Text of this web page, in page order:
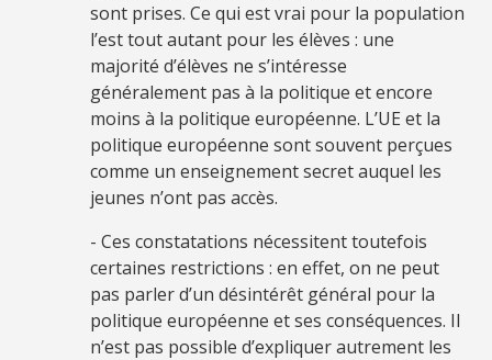
sont prises. Ce qui est vrai pour la population
l’est tout autant pour les élèves : une
majorité d’élèves ne s’intéresse
généralement pas à la politique et encore
moins à la politique européenne. L’UE et la
politique européenne sont souvent perçues
comme un enseignement secret auquel les
jeunes n’ont pas accès.
- Ces constatations nécessitent toutefois
certaines restrictions : en effet, on ne peut
pas parler d’un désintérêt général pour la
politique européenne et ses conséquences. Il
n’est pas possible d’expliquer autrement les